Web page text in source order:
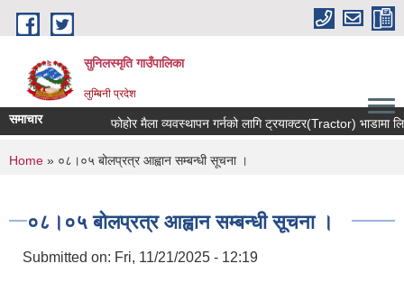
Skip to main content
सुनिलस्मृति गाउँपालिका
लुम्बिनी प्रदेश
समाचार फोहोर मैला व्यवस्थापन गर्नको लागि ट्रयाक्टर(Tractor) भाडामा लिन
You are here
Home » ०८।०५ बोलप्रत्र आह्वान सम्बन्धी सूचना ।
०८।०५ बोलप्रत्र आह्वान सम्बन्धी सूचना ।
Submitted on: Fri, 11/21/2025 - 12:19